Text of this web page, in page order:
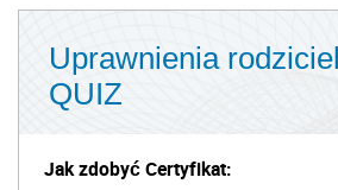
Uprawnienia
QUIZ
Jak zdobyć Certyfikat: